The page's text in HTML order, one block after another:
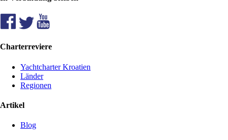
Charterreviere
Yachtcharter Kroatien
Länder
Regionen
Artikel
Blog